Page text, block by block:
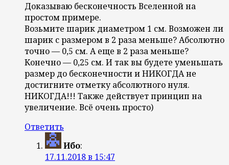
Доказываю бесконечность Вселенной на
простом примере.
Возьмите шарик диаметром 1 см. Возможен ли
шарик с размером в 2 раза меньше? Абсолютно
точно — 0,5 см. А еще в 2 раза меньше?
Конечно — 0,25 см. И так вы будете уменьшать
размер до бесконечности и НИКОГДА не
достигните отметку абсолютного нуля.
НИКОГДА!!! Также действует принцип на
увеличение. Всё очень просто)
Ответить
Ибо:
17.11.2018 в 15:47